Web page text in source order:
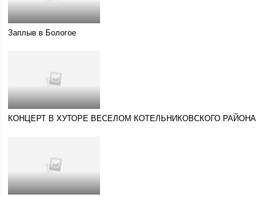
Заплыв в Бологое
КОНЦЕРТ В ХУТОРЕ ВЕСЕЛОМ КОТЕЛЬНИКОВСКОГО РАЙОНА